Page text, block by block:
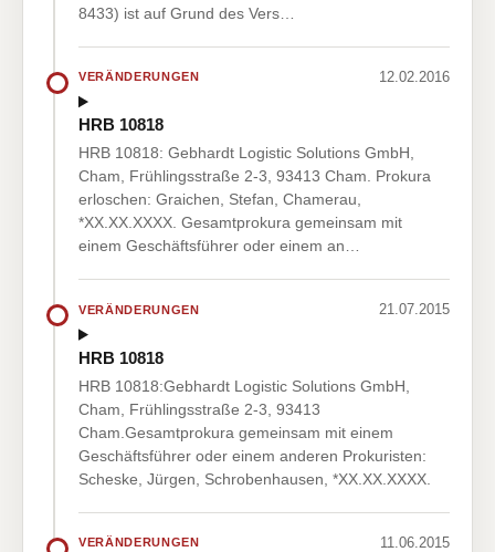
8433) ist auf Grund des Vers…
VERÄNDERUNGEN 12.02.2016
HRB 10818
HRB 10818: Gebhardt Logistic Solutions GmbH,
Cham, Frühlingsstraße 2-3, 93413 Cham. Prokura
erloschen: Graichen, Stefan, Chamerau,
*XX.XX.XXXX. Gesamtprokura gemeinsam mit
einem Geschäftsführer oder einem an…
VERÄNDERUNGEN 21.07.2015
HRB 10818
HRB 10818:Gebhardt Logistic Solutions GmbH,
Cham, Frühlingsstraße 2-3, 93413
Cham.Gesamtprokura gemeinsam mit einem
Geschäftsführer oder einem anderen Prokuristen:
Scheske, Jürgen, Schrobenhausen, *XX.XX.XXXX.
VERÄNDERUNGEN 11.06.2015